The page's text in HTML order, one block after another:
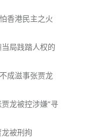
香港民主之火
当局践踏人权的
成滋事张贾龙
龙被控涉嫌“寻
龙被刑拘